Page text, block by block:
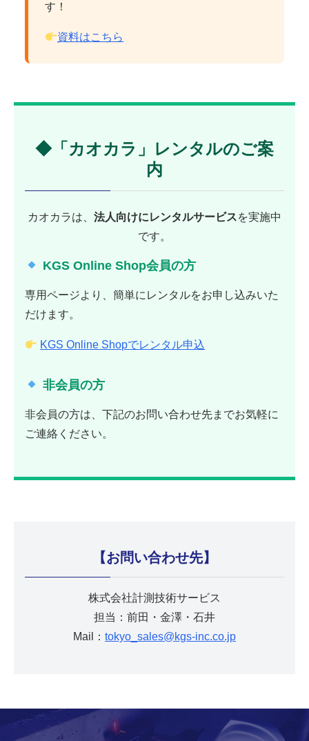
す！
資料はこちら
◆「カオカラ」レンタルのご案
内
カオカラは、 法人向けにレンタルサービスを実施中
です。
KGS Online Shop会員の方
専用ページより、簡単にレンタルをお申し込みいた
だけます。
KGS Online Shopでレンタル申込
非会員の方
非会員の方は、下記のお問い合わせ先までお気軽に
ご連絡ください。
【お問い合わせ先】
株式会社計測技術サービス
担当：前田・金澤・石井
Mail： tokyo_sales@kgs-inc.co.jp